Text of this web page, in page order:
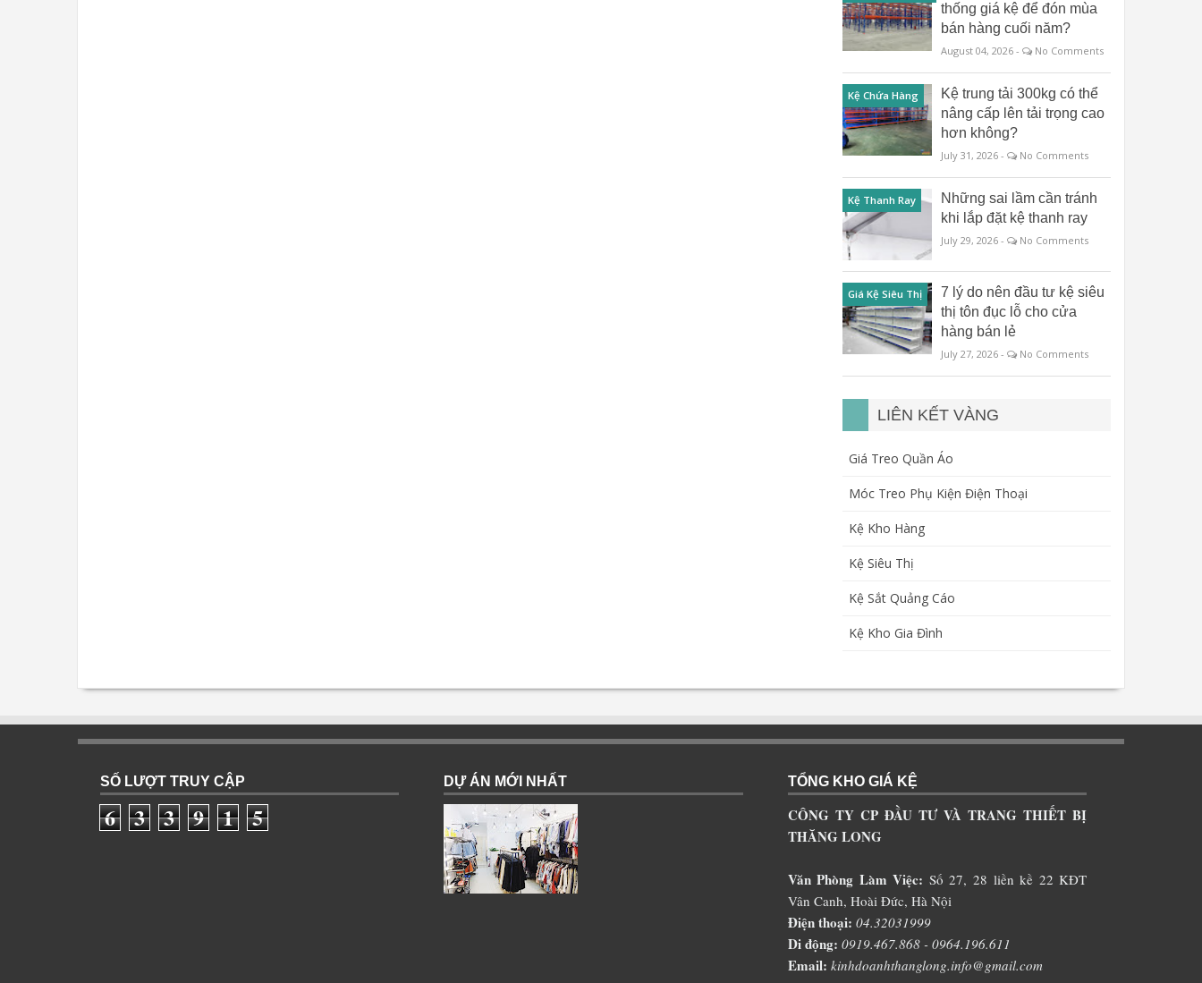
thống giá kệ để đón mùa
bán hàng cuối năm?
August 04, 2026 - No Comments
Kệ Chứa Hàng
Kệ trung tải 300kg có thể
nâng cấp lên tải trọng cao
hơn không?
July 31, 2026 - No Comments
Kệ Thanh Ray
Những sai lầm cần tránh
khi lắp đặt kệ thanh ray
July 29, 2026 - No Comments
Giá Kệ Siêu Thị
7 lý do nên đầu tư kệ siêu
thị tôn đục lỗ cho cửa
hàng bán lẻ
July 27, 2026 - No Comments
LIÊN KẾT VÀNG
Giá Treo Quần Áo
Móc Treo Phụ Kiện Điện Thoại
Kệ Kho Hàng
Kệ Siêu Thị
Kệ Sắt Quảng Cáo
Kệ Kho Gia Đình
SỐ LƯỢT TRUY CẬP
6 3 3 9 1 5
DỰ ÁN MỚI NHẤT TỔNG KHO GIÁ KỆ
CÔNG TY CP ĐẦU TƯ VÀ TRANG THIẾT BỊ
THĂNG LONG
Văn Phòng Làm Việc: Số 27, 28 liền kề 22 KĐT
Vân Canh, Hoài Đức, Hà Nội
Điện thoại: 04.32031999
Di động: 0919.467.868 - 0964.196.611
Email: kinhdoanhthanglong.info@gmail.com